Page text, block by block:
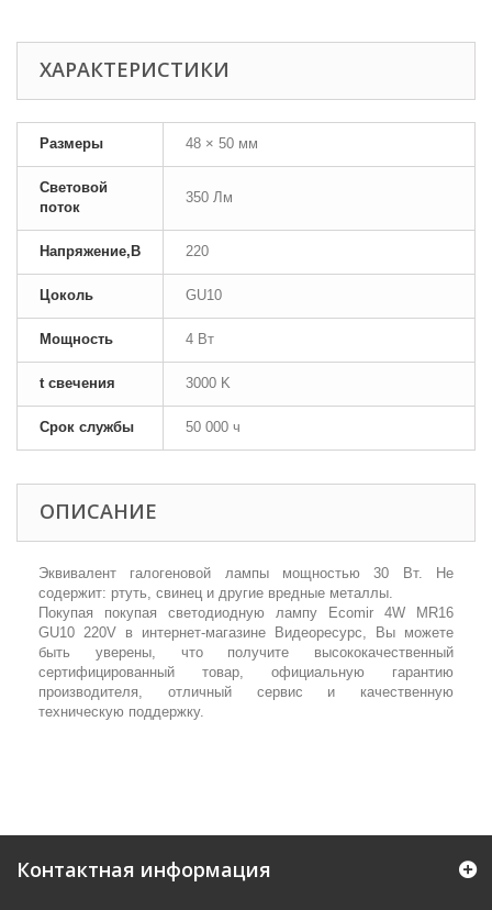
ХАРАКТЕРИСТИКИ
Размеры 48 × 50 мм
Световой
поток
350 Лм
Напряжение,В 220
Цоколь GU10
Мощность 4 Вт
t свечения 3000 K
Срок службы 50 000 ч
ОПИСАНИЕ
Эквивалент галогеновой лампы мощностью 30 Вт. Не
содержит: ртуть, свинец и другие вредные металлы.
Покупая покупая светодиодную лампу Ecomir 4W MR16
GU10 220V в интернет-магазине Видеоресурс, Вы можете
быть уверены, что получите высококачественный
сертифицированный товар, официальную гарантию
производителя, отличный сервис и качественную
техническую поддержку.
Контактная информация